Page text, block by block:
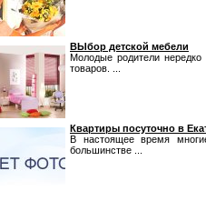
ВЫбор детской мебели
Молодые родители нередко
товаров. ...
Квартиры посуточно в
В настоящее время
большинстве ...